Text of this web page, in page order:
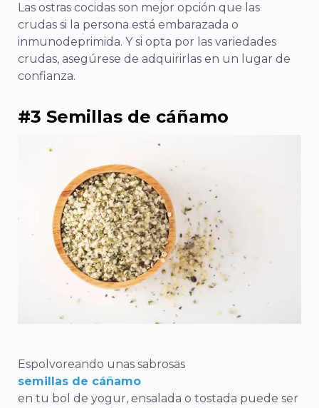
Las ostras cocidas son mejor opción que las
crudas si la persona está embarazada o
inmunodeprimida. Y si opta por las variedades
crudas, asegúrese de adquirirlas en un lugar de
confianza.
#3 Semillas de cáñamo
Espolvoreando unas sabrosas
semillas de cáñamo
en tu bol de yogur, ensalada o tostada puede ser